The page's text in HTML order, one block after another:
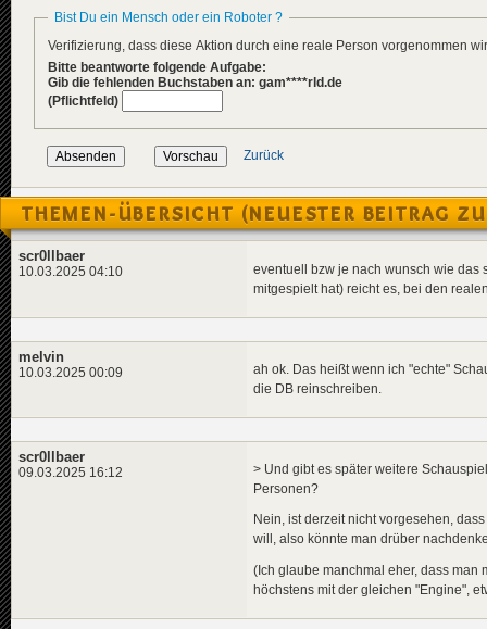
Bist Du ein Mensch oder ein Roboter ?
Verifizierung, dass diese Aktion durch eine reale Person vorgenommen
Bitte beantworte folgende Aufgabe:
Gib die fehlenden Buchstaben an: gam****rld.de
(Pflichtfeld)
Zurück
THEMEN-ÜBERSICHT (NEUESTER BEITRAG
scr0llbaer
10.03.2025 04:10
eventuell bzw je nach wunsch wie das
mitgespielt hat) reicht es, bei den
melvin
10.03.2025 00:09
ah ok. Das heißt wenn ich "echte"
die DB reinschreiben.
scr0llbaer
09.03.2025 16:12
> Und gibt es später weitere
Personen?
Nein, ist derzeit nicht vorgesehen,
will, also könnte man drüber
(Ich glaube manchmal eher, dass
höchstens mit der gleichen "Engine",